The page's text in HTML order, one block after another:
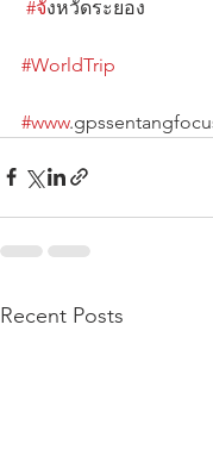
#จงหวัด
#WorldTrip
#www
Recent Posts